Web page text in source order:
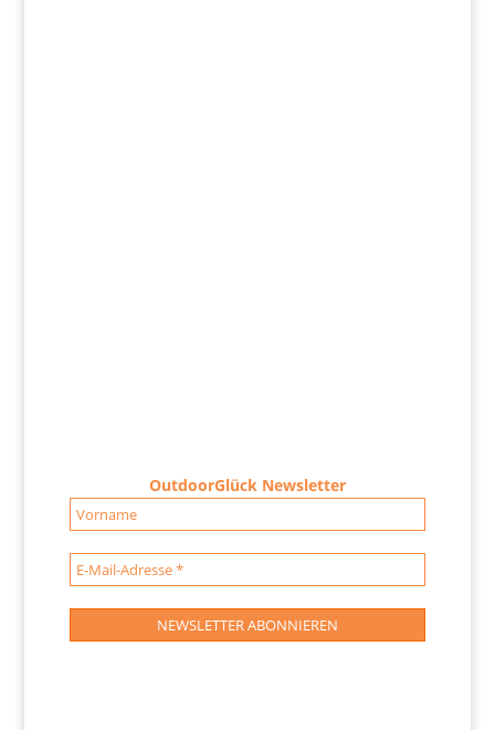
OutdoorGlück Newsletter